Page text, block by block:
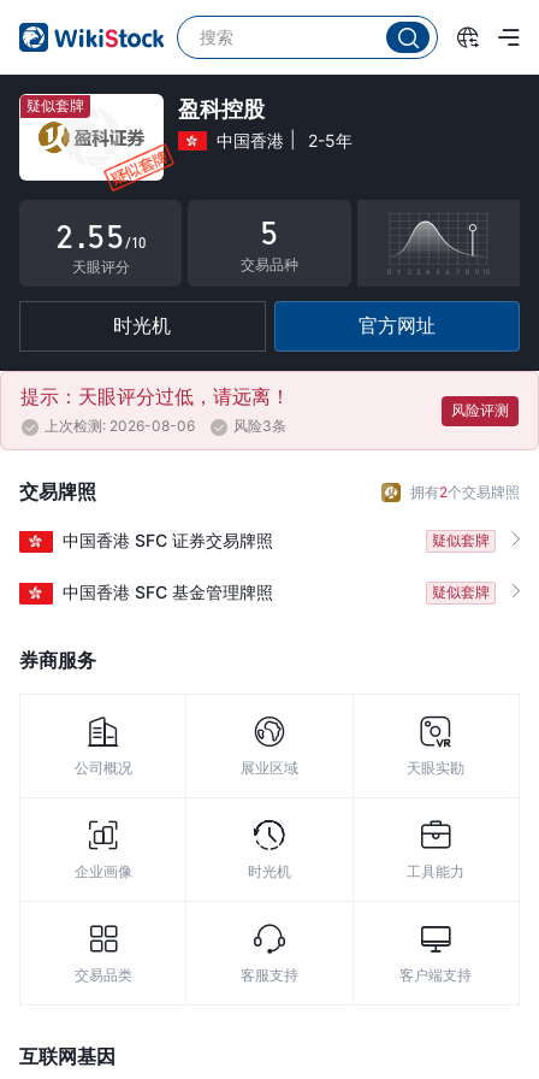
疑似套牌 盈科控股
中国香港 2-5年
0
1
2
3
5
6
7
8
9
.
0
1
2
3
4
5
6
8
9
0
1
3
4
5
6
7
8
9
/10
天眼评分
5
交易品种
时光机 官方网址
提示：天眼评分过低，请远离！
上次检测: 2026-08-06 风险3条
风险评测
交易牌照 拥有2个交易牌照
中国香港 SFC 证券交易牌照 疑似套牌
中国香港 SFC 基金管理牌照 疑似套牌
券商服务
公司概况 展业区域 天眼实勘
企业画像 时光机 工具能力
交易品类 客服支持 客户端支持
互联网基因